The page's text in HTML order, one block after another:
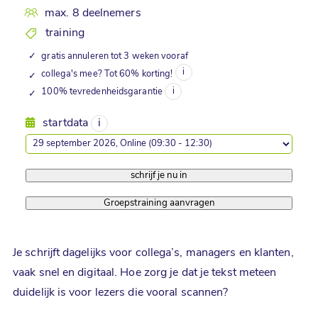
max. 8 deelnemers
training
✓ gratis annuleren tot 3 weken vooraf
✓ collega's mee? Tot 60% korting!
✓ 100% tevredenheidsgarantie
startdata
schrijf je nu in
Groepstraining aanvragen
Je schrijft dagelijks voor collega’s, managers en klanten,
vaak snel en digitaal. Hoe zorg je dat je tekst meteen
duidelijk is voor lezers die vooral scannen?